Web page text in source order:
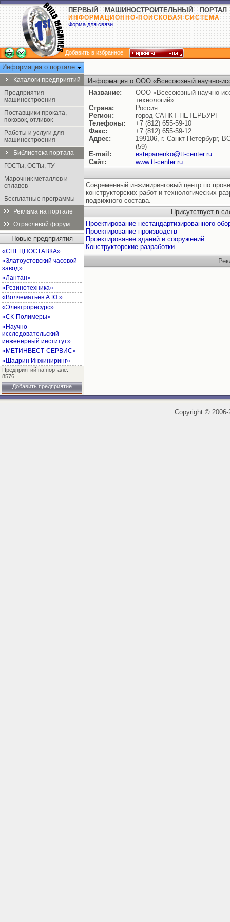
ПЕРВЫЙ МАШИНОСТРОИТЕЛЬНЫЙ ПОРТАЛ
ИНФОРМАЦИОННО-ПОИСКОВАЯ СИСТЕМА
Форма для связи
Добавить в избранное
Информация о портале
Каталоги предприятий
Предприятия
машиностроения
Поставщики проката,
поковок, отливок
Работы и услуги для
машиностроения
Библиотека портала
ГОСТы, ОСТы, ТУ
Марочник металлов и
сплавов
Бесплатные программы
Реклама на портале
Отраслевой форум
Новые предприятия
«СПЕЦПОСТАВКА»
«Златоустовский часовой
завод»
«Лантан»
«Резинотехника»
«Волчематьев А.Ю.»
«Электроресурс»
«СК-Полимеры»
«Научно-
исследовательский
инженерный институт»
«МЕТИНВЕСТ-СЕРВИС»
«Шадрин Инжиниринг»
Предприятий на портале:
8576
Добавить предприятие
Информация о ООО «Всесоюзный научно-
технологий»
Название:
ООО «Всесоюзный научно-
технологий»
Страна:
Россия
Регион:
город САНКТ-ПЕТЕРБУРГ
Телефоны:
+7 (812) 655-59-10
Факс:
+7 (812) 655-59-12
Адрес:
199106, г. Санкт-Петербург,
(59)
E-mail:
estepanenko@tt-center.ru
Сайт:
www.tt-center.ru
Современный инжиниринговый центр по
конструкторских работ и технологических
подвижного состава.
Присутствует в
Проектирование нестандартизированного
Проектирование производств
Проектирование зданий и сооружений
Конструкторские разработки
Copyright ©